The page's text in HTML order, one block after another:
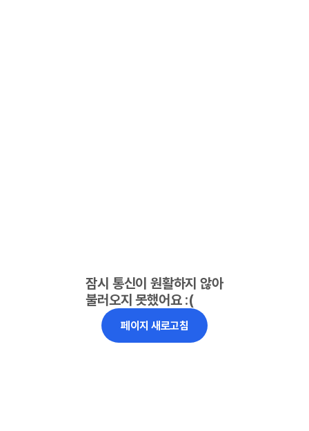
잠시 통신이 원활하지 않아
불러오지 못했어요 :(
페이지 새로고침